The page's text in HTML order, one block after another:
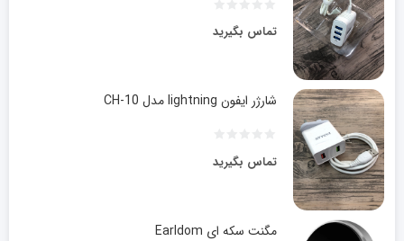
تماس بگیرید
شارژر ایفون lightning مدل CH-10
تماس بگیرید
مگنت سکه ای Earldom